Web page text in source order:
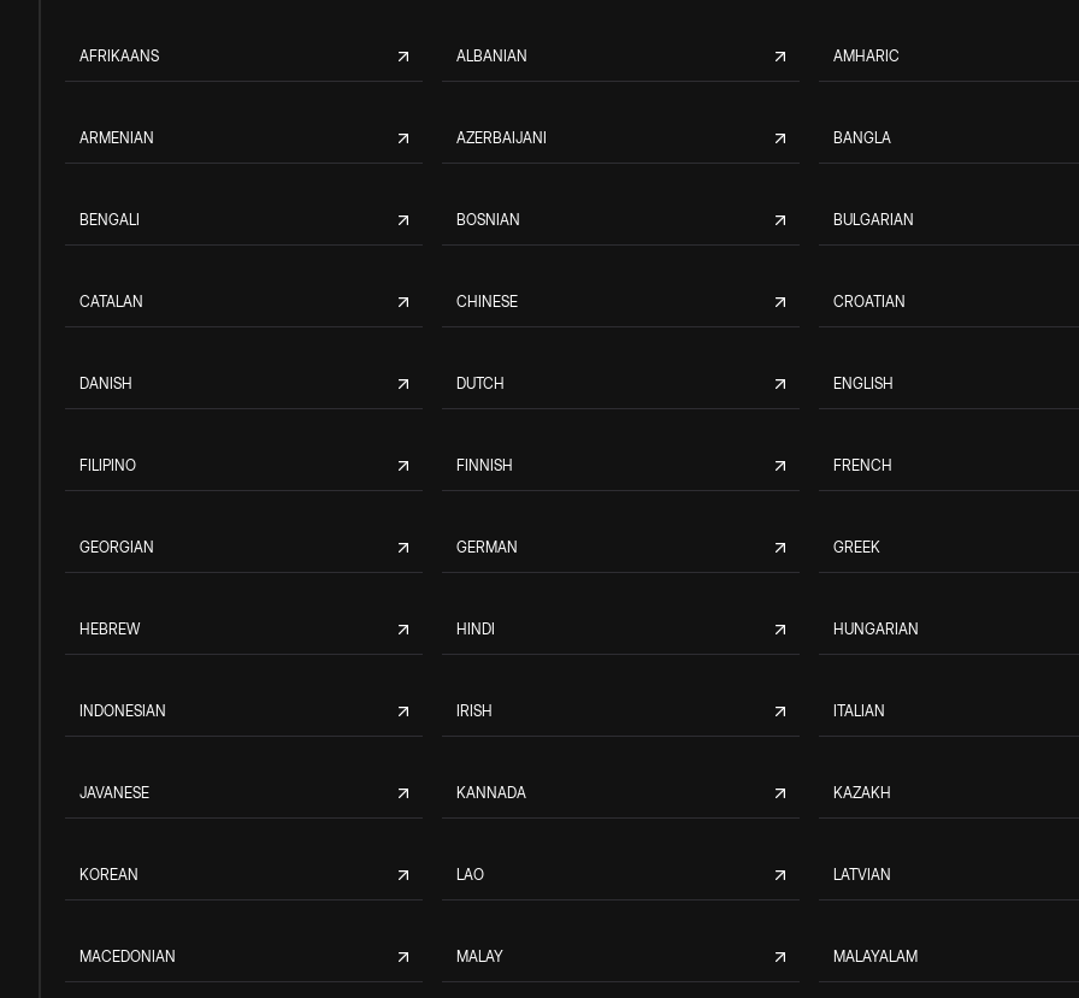
AFRIKAANS ALBANIAN AMHARIC
ARMENIAN AZERBAIJANI BANGLA
BENGALI BOSNIAN BULGARIAN
CATALAN CHINESE CROATIAN
DANISH DUTCH ENGLISH
FILIPINO FINNISH FRENCH
GEORGIAN GERMAN GREEK
HEBREW HINDI HUNGARIAN
INDONESIAN IRISH ITALIAN
JAVANESE KANNADA KAZAKH
KOREAN LAO LATVIAN
MACEDONIAN MALAY MALAYALAM